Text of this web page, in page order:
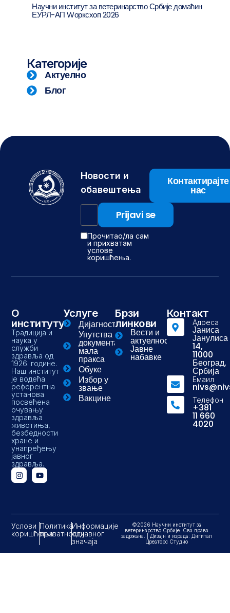
Научни институт за ветеринарство Србије домаћин
ЕУРЛ-АП Wорксхоп 2026
Категорије
Актуелно
Блог
Новости и
обавештења
Прочитао/ла сам
и прихватам
услове
коришћења.
Контактирајте
нас
О
институту
Традиција и
наука у
служби
здравља од
1926. године.
Наш институт
је водећа
референтна
установа
посвећена
очувању
здравља
животиња,
безбедности
хране и
унапређењу
јавног
здравља.
Услуге
Дијагностика
Упутства и
документа-
мала
пракса
Обуке
Избор у
звање
Вакцине
Брзи
линкови
Вести и
актуелности
Јавне
набавке
Контакт
Адреса
Јаниса
Јанулиса
14,
11000
Београд,
Србија
Емаил
Телефон
+381
11 660
4020
Услови
коришћења
Политика
приватности
Информације
од јавног
значаја
©2026 Научни институт за
ветеринарство Србије. Сва права
задржана. | Дизајн и израда: Дигитал
Цреаторс Студио